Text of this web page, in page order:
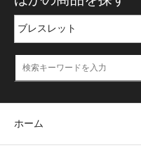
ホーム